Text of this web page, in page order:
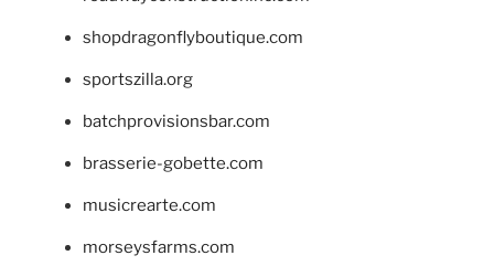
shopdragonflyboutique.com
sportszilla.org
batchprovisionsbar.com
brasserie-gobette.com
musicrearte.com
morseysfarms.com